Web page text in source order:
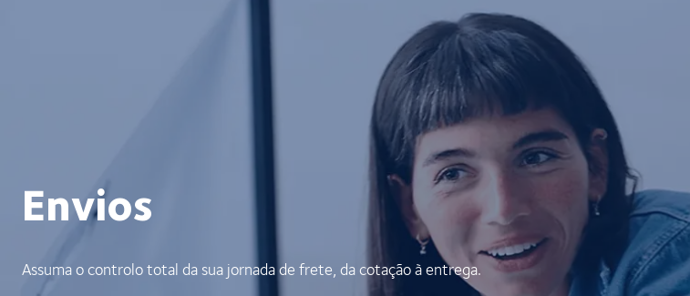
Envios
Assuma o controlo total da sua jornada de frete, da cotação à entrega.